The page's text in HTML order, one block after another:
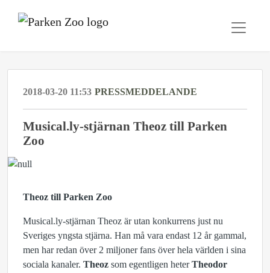
2018-03-20 11:53 PRESSMEDDELANDE
Musical.ly-stjärnan Theoz till Parken
Zoo
Theoz till Parken Zoo
Musical.ly-stjärnan Theoz är utan konkurrens just nu
Sveriges yngsta stjärna. Han må vara endast 12 år gammal,
men har redan över 2 miljoner fans över hela världen i sina
sociala kanaler. Theoz som egentligen heterTheodor